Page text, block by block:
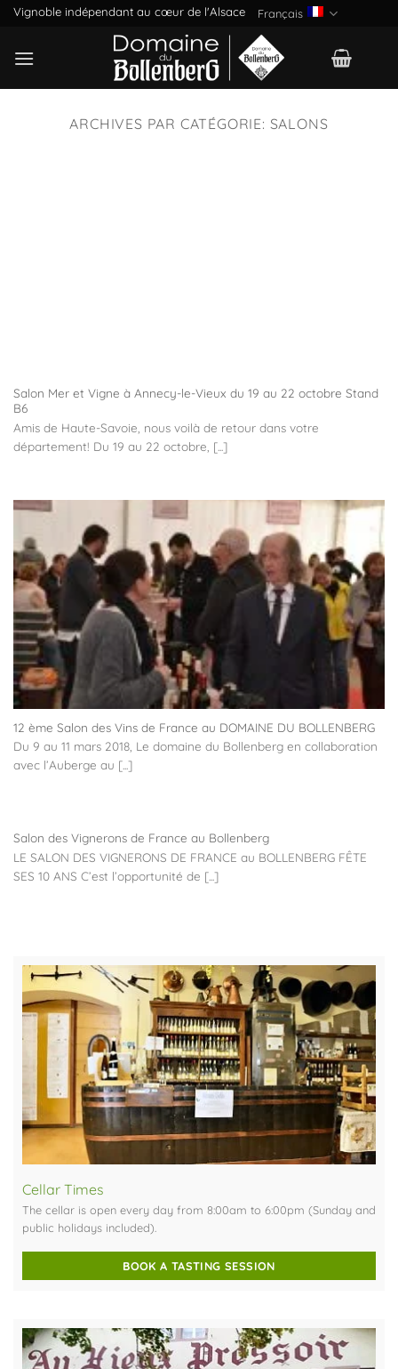
Passer
contenu
Vignoble indépendant au cœur de l'Alsace Français
ARCHIVES PAR CATÉGORIE: SALONS
Salon Mer et Vigne à Annecy-le-Vieux du 19 au 22 octobre Stand
B6
Amis de Haute-Savoie, nous voilà de retour dans votre
département! Du 19 au 22 octobre, [...]
12 ème Salon des Vins de France au DOMAINE DU BOLLENBERG
Du 9 au 11 mars 2018, Le domaine du Bollenberg en collaboration
avec l’Auberge au [...]
Salon des Vignerons de France au Bollenberg
LE SALON DES VIGNERONS DE FRANCE au BOLLENBERG FÊTE
SES 10 ANS C’est l’opportunité de [...]
Cellar Times
The cellar is open every day from 8:00am to 6:00pm (Sunday and
public holidays included).
BOOK A TASTING SESSION